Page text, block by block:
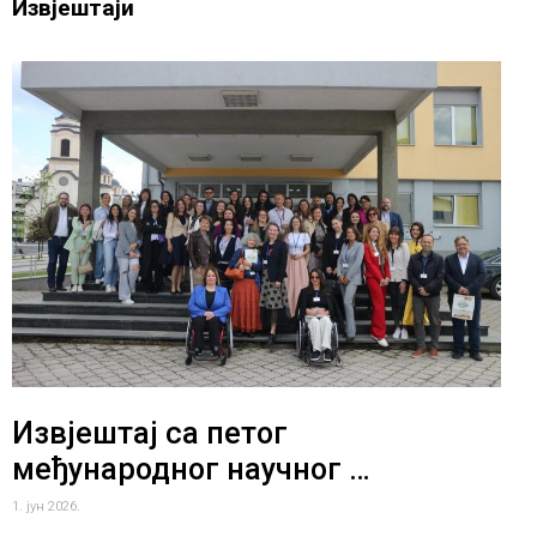
Извјештаји
Извјештај са петог
међународног научног …
1. јун 2026.